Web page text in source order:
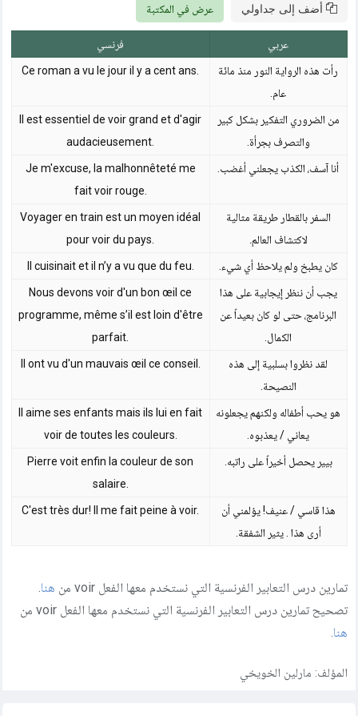
أضف إلى جداولي عرض في المكتبة
فرنسي عربي
Ce roman a vu le jour il y a cent ans.
رأت هذه الرواية النور منذ مائة
عام.
Il est essentiel de voir grand et d'agir
audacieusement.
من الضروري التفكير بشكل كبير
والتصرف بجرأة.
Je m'excuse, la malhonnêteté me
fait voir rouge.
أنا آسف، الكذب يجعلني أغضب.
Voyager en train est un moyen idéal
pour voir du pays.
السفر بالقطار طريقة مثالية
لاكتشاف العالم.
Il cuisinait et il n’y a vu que du feu. كان يطبخ ولم يلاحظ أي شيء.
Nous devons voir d'un bon œil ce
programme, même s’il est loin d'être
parfait.
يجب أن ننظر إيجابية على هذا
البرنامج، حتى لو كان بعيداً عن
الكمال.
Il ont vu d'un mauvais œil ce conseil.
لقد نظروا بسلبية إلى هذه
النصيحة.
Il aime ses enfants mais ils lui en fait
voir de toutes les couleurs.
هو يحب أطفاله ولكنهم يجعلونه
يعاني / يعذبوه.
Pierre voit enfin la couleur de son
salaire.
بيير يحصل أخيراً على راتبه.
C'est très dur! Il me fait peine à voir.
هذا قاسي / عنيف! يؤلمني أن
أرى هذا . يثير الشفقة.
تمارين درس التعابير الفرنسية التي نستخدم معها الفعل voir من هنا.
تصحيح تمارين درس التعابير الفرنسية التي نستخدم معها الفعل voir من
هنا.
المؤلف: مارلين الخويخي